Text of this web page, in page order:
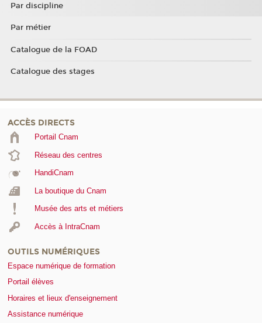
Par discipline
Par métier
Catalogue de la FOAD
Catalogue des stages
ACCÈS DIRECTS
Portail Cnam
Réseau des centres
HandiCnam
La boutique du Cnam
Musée des arts et métiers
Accès à IntraCnam
OUTILS NUMÉRIQUES
Espace numérique de formation
Portail élèves
Horaires et lieux d'enseignement
Assistance numérique